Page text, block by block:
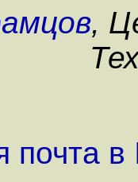
,
почта в